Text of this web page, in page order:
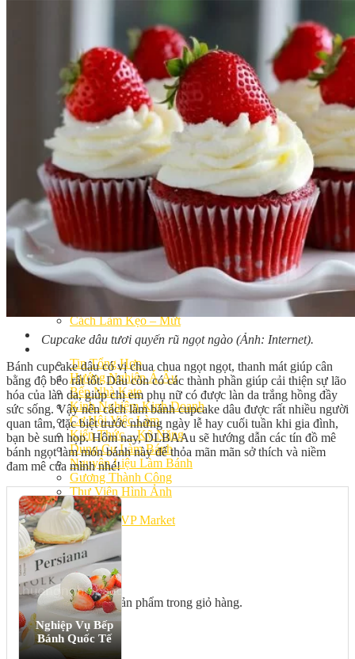
Học Làm Bánh Ngắn Hạn
Khóa Học Bánh Kinh Doanh
Khóa Học Handmade Mini Cake
Master Class
Chuyên Đề
Khai Giảng
Lịch học – Lịch thi
Đăng Ký Học
Công Thức
Cách Làm Bánh Việt
Cách Làm Bánh Âu
Cách Làm Bánh Kem
Cách Làm Bánh Mì
Cách Làm Bánh Trung Thu
Cách Làm Bánh Flan
Cách Làm Bánh Bao
Cách Làm Bánh Bông Lan
Cách Làm Bánh Su Kem
Cách làm bánh CupCake
Cách Làm Bánh Pizza
Cách làm bánh chay
Cách Làm Kẹo – Mứt
Video
Tin tức
Tin Tổng Hợp
Hướng Nghiệp Á Âu
Bếp Nhà Kate
Kinh Nghiệm Kinh Doanh
Cơ Hội Việc Làm
Kiến Thức – Kỹ Năng
Dụng Cụ Làm Bánh
Nguyên Liệu Làm Bánh
Gương Thành Công
Thư Viện Hình Ảnh
Hỏi Đáp
Siêu thị ĐVP Market
Việc Làm
Chưa có sản phẩm trong giỏ hàng.
Cupcake dâu tươi quyến rũ ngọt ngào (Ảnh: Internet).
Bánh cupcake dâu có vị chua chua ngọt ngọt, thanh mát giúp cân
bằng độ béo rất tốt. Dâu còn có các thành phần giúp cải thiện sự lão
hóa của làn da, giúp chị em phụ nữ có được làn da trắng hồng đầy
sức sống. Vậy nên cách làm bánh cupcake dâu được rất nhiều người
quan tâm, đặc biệt trước những ngày lễ hay cuối tuần khi gia đình,
bạn bè sum họp. Hôm nay, DLBAAu sẽ hướng dẫn các tín đồ mê
bánh ngọt làm món bánh này để thỏa mãn mãn sở thích và niềm
đam mê của mình nhé!
Nghiệp Vụ Bếp
Bánh Quốc Tế